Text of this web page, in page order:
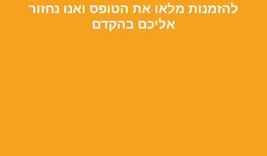
להזמנות מלאו את הטופס ואנו נחזור
אליכם בהקדם